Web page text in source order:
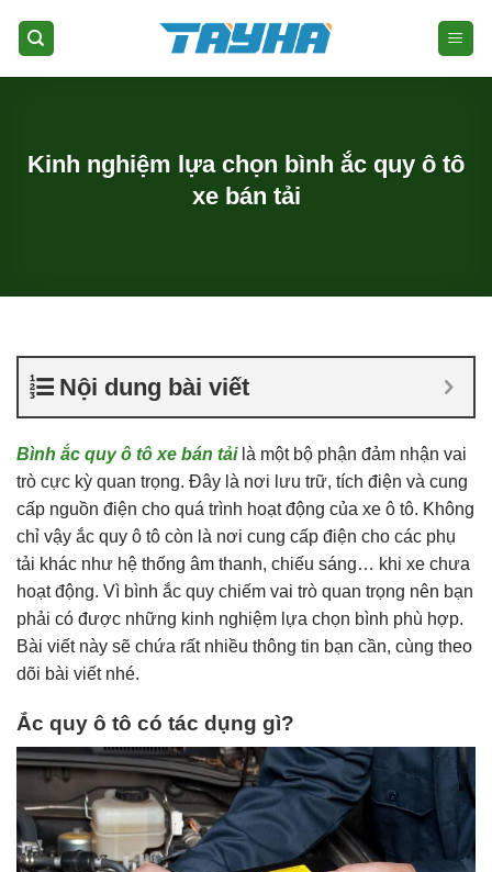
Kinh nghiệm lựa chọn bình ắc quy ô tô
xe bán tải
Nội dung bài viết
Bình ắc quy ô tô xe bán tải là một bộ phận đảm nhận vai
trò cực kỳ quan trọng. Đây là nơi lưu trữ, tích điện và cung
cấp nguồn điện cho quá trình hoạt động của xe ô tô. Không
chỉ vậy ắc quy ô tô còn là nơi cung cấp điện cho các phụ
tải khác như hệ thống âm thanh, chiếu sáng… khi xe chưa
hoạt động. Vì bình ắc quy chiếm vai trò quan trọng nên bạn
phải có được những kinh nghiệm lựa chọn bình phù hợp.
Bài viết này sẽ chứa rất nhiều thông tin bạn cần, cùng theo
dõi bài viết nhé.
Ắc quy ô tô có tác dụng gì?